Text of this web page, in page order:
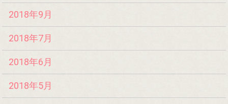
2018年9月
2018年7月
2018年6月
2018年5月